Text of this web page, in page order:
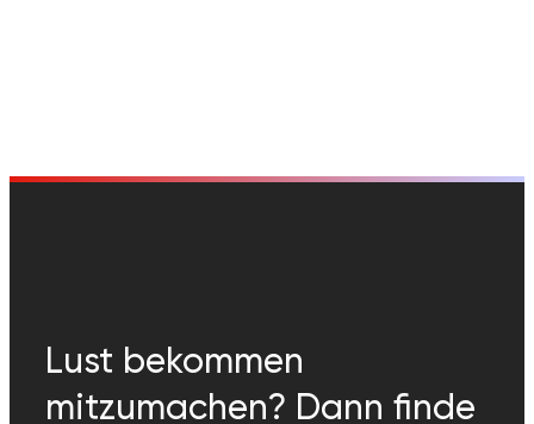
Lust bekommen
mitzumachen? Dann finde